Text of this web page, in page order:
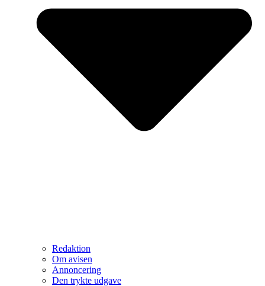
Redaktion
Om avisen
Annoncering
Den trykte udgave